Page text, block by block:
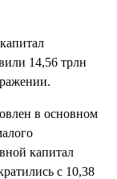
14,56 трлн
в основном
капитал
с 10,38